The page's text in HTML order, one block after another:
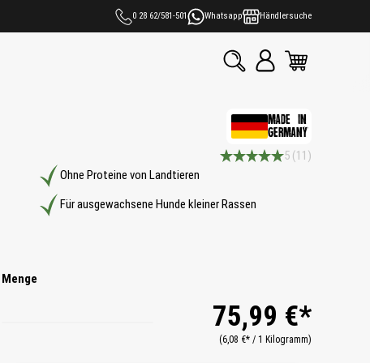
0 28 62/581-501 Whatsapp Händlersuche
MADE IN
GERMANY
5 (11)
Ohne Proteine von Landtieren
Für ausgewachsene Hunde kleiner Rassen
Menge
75,99 €*
(6,08 €* / 1 Kilogramm)